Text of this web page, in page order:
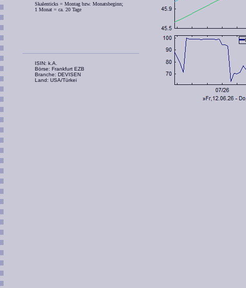
Skalenticks = Montag bzw. Monatsbeginn;
1 Monat = ca. 20 Tage
ISIN: k.A.
Börse: Frankfurt EZB
Branche: DEVISEN
Land: USA/Türkei